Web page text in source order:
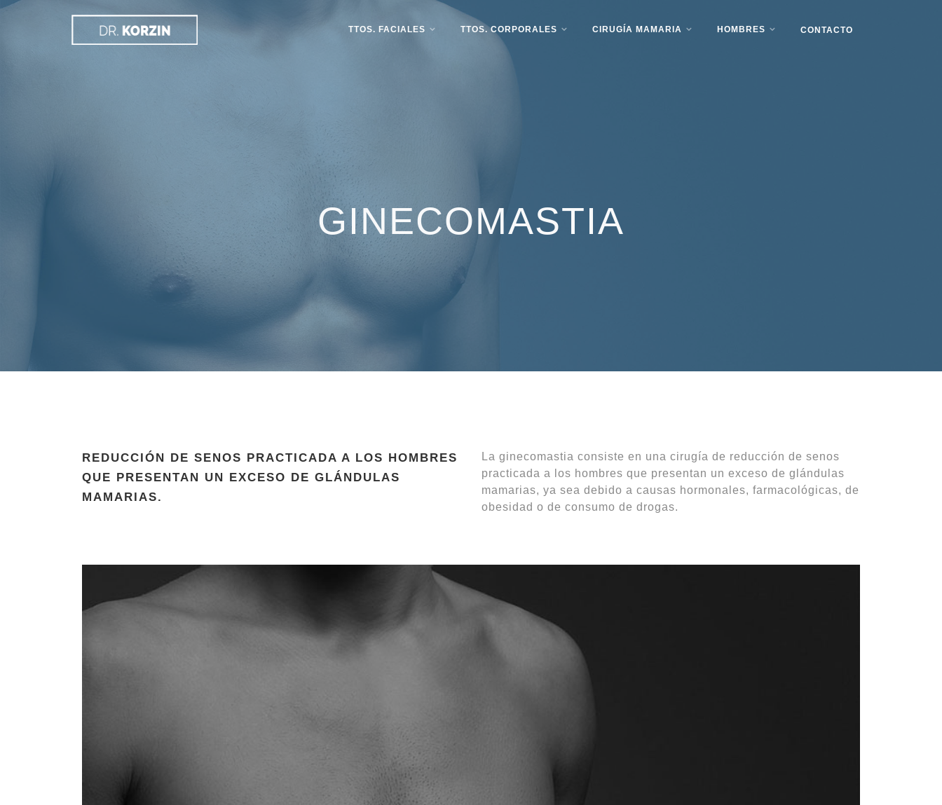
TTOS. FACIALES TTOS. CORPORALES CIRUGÍA MAMARIA HOMBRES CONTACTO
GINECOMASTIA
REDUCCIÓN DE SENOS PRACTICADA A LOS HOMBRES
QUE PRESENTAN UN EXCESO DE GLÁNDULAS
MAMARIAS.
La ginecomastia consiste en una cirugía de reducción de senos
practicada a los hombres que presentan un exceso de glándulas
mamarias, ya sea debido a causas hormonales, farmacológicas, de
obesidad o de consumo de drogas.